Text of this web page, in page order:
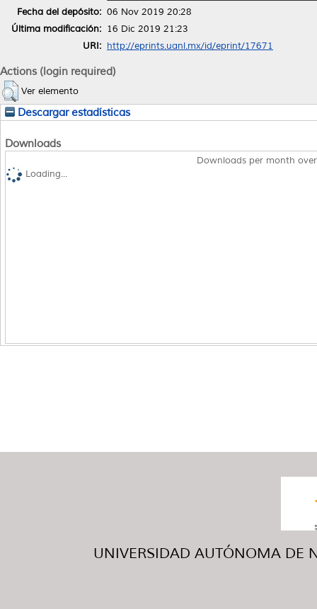
Fecha del depósito: 06 Nov 2019 20:28
Última modificación: 16 Dic 2019 21:23
URI: http://eprints.uanl.mx/id/eprint/17671
Actions (login required)
Ver elemento
Descargar estadísticas
Downloads
Downloads per month
Loading...
UNIVERSIDAD AUTÓNOMA DE